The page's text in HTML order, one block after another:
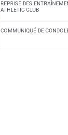
REPRISE DES
ATHLETIC CLUB
COMMUNIQUÉ DE